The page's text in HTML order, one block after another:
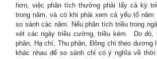
hơn, việc phân tích thường phải lấy cả kỳ
trong năm, và có khi phải xem cả yếu tố năm
so sánh các năm. Nếu phân tích triều trong
xét các ngày triều cường, triều kém. Do đó,
phân, Hạ chí, Thu phân, Đông chí theo dương
khác nhau để so sánh chỉ có ý nghĩa về